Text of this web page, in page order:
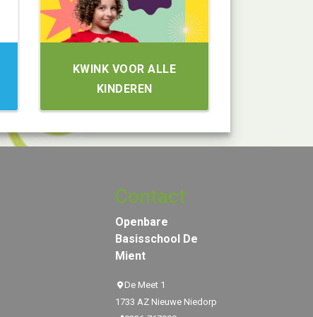
KWINK VOOR ALLE
KINDEREN
Contact
Openbare
Basisschool De
Mient
De Meet 1
1733 AZ Nieuwe Niedorp